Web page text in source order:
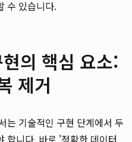
수 있습니다.
의 핵심 요소:
제거
는 기술적인 구현 단계에서 두
합니다. 바로 '정확한 데이터